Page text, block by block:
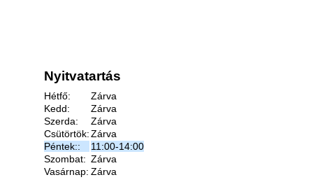
Nyitvatartás
Hétfő:
Zárva
Kedd:
Zárva
Szerda:
Zárva
Csütörtök:Zárva
Péntek::
11:00-14:00
Szombat: Zárva
Vasárnap: Zárva